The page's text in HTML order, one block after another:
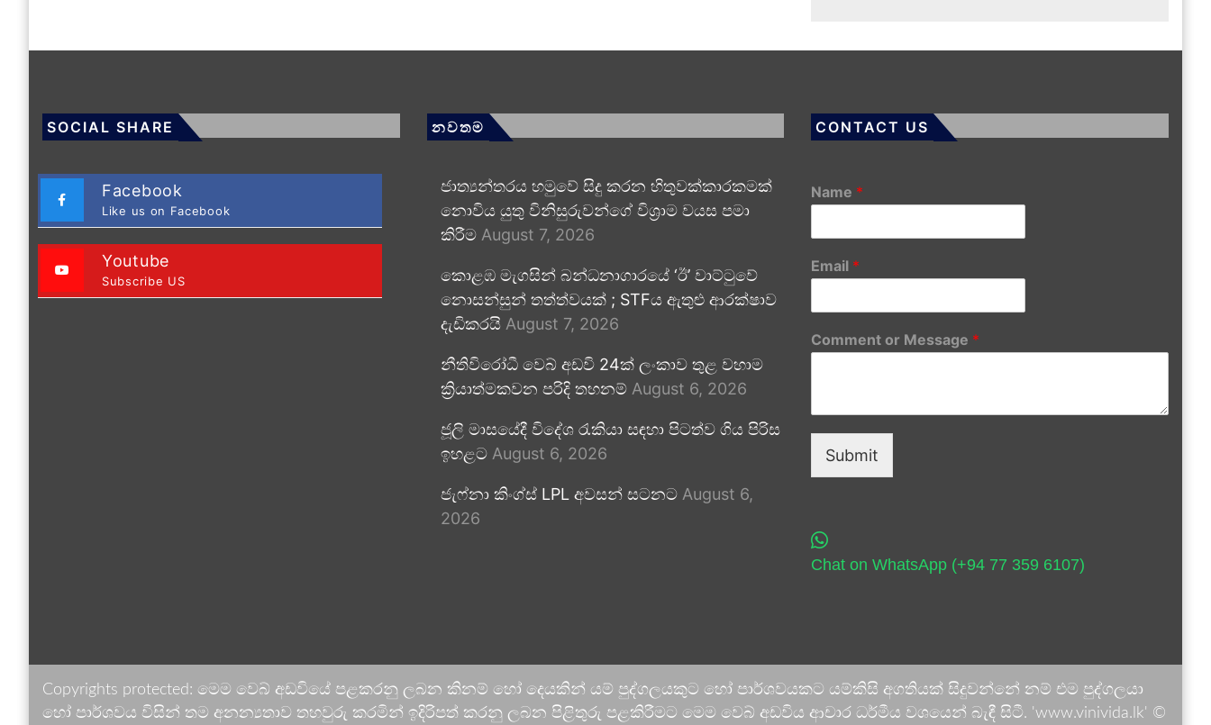
SOCIAL SHARE
Facebook
Like us on Facebook
Youtube
Subscribe US
නවතම
ජාත්‍යන්තරය හමුවේ සිදු කරන හිතුවක්කාරකමක්
නොවිය යුතු විනිසුරුවන්ගේ විශ්‍රාම වයස පමා
කිරීම August 7, 2026
කොළඹ මැගසින් බන්ධනාගාරයේ ‘ඊ’ වාට්ටුවේ
නොසන්සුන් තත්ත්වයක් ; STFය ඇතුළු ආරක්ෂාව
දැඩිකරයි August 7, 2026
නීතිවිරෝධී වෙබ් අඩවි 24ක් ලංකාව තුළ වහාම
ක්‍රියාත්මකවන පරිදි තහනම් August 6, 2026
ජූලි මාසයේදී විදේශ රැකියා සඳහා පිටත්ව ගිය පිරිස
ඉහළට August 6, 2026
ජැෆ්නා කිංග්ස් LPL අවසන් සටනට August 6,
2026
CONTACT US
Name *
Email *
Comment or Message *
Submit
Chat on WhatsApp (+94 77 359 6107)
Copyrights protected: මෙම වෙබ් අඩවියේ පළකරනු ලබන කිනම් හෝ දෙයකින් යම් පුද්ගලයකුට හෝ පාර්ශවයකට යම්කිසි අගතියක් සිදුවන්නේ නම් එම පුද්ගලයා
හෝ පාර්ශවය විසින් තම අනන්‍යතාව තහවුරු කරමින් ඉදිරිපත් කරනු ලබන පිළිතුරු පළකිරීමට මෙම වෙබ් අඩවිය ආචාර ධර්මීය වශයෙන් බැඳී සිටී. 'www.vinivida.lk' ©